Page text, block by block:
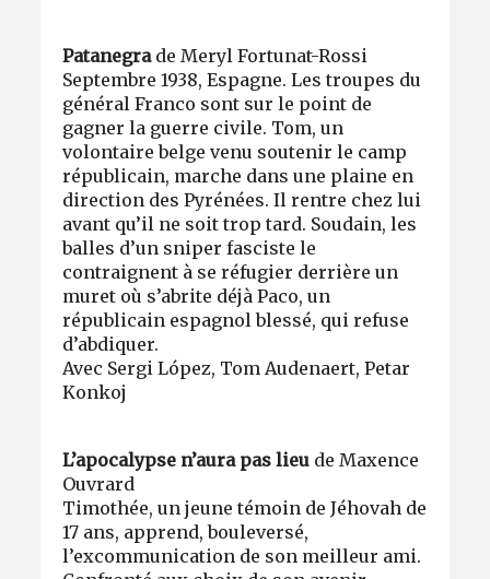
Patanegrade Meryl Fortunat-Rossi
Septembre 1938, Espagne. Les troupes du
général Franco sont sur le point de
gagner la guerre civile. Tom, un
volontaire belge venu soutenir le camp
républicain, marche dans une plaine en
direction des Pyrénées. Il rentre chez lui
avant qu’il ne soit trop tard. Soudain, les
balles d’un sniper fasciste le
contraignent à se réfugier derrière un
muret où s’abrite déjà Paco, un
républicain espagnol blessé, qui refuse
d’abdiquer.
Avec Sergi López, Tom Audenaert, Petar
Konkoj
L’apocalypse n’aura pas lieu de Maxence
Ouvrard
Timothée, un jeune témoin de Jéhovah de
17 ans, apprend, bouleversé,
l’excommunication de son meilleur ami.